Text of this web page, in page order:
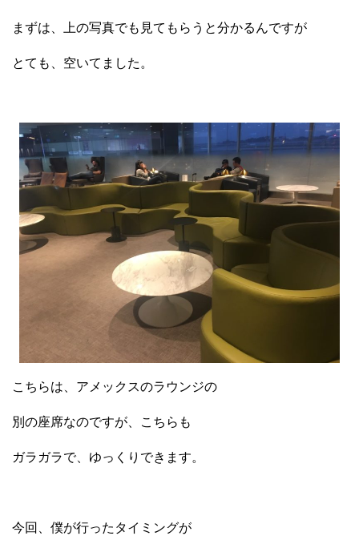
まずは、上の写真でも見てもらうと分かるんですが
とても、空いてました。
こちらは、アメックスのラウンジの
別の座席なのですが、こちらも
ガラガラで、ゆっくりできます。
今回、僕が行ったタイミングが